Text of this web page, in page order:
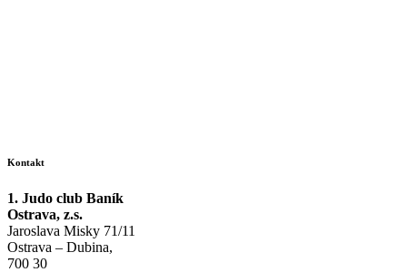
Kontakt
1. Judo club Baník
Ostrava, z.s.
Jaroslava Misky 71/11
Ostrava – Dubina,
700 30